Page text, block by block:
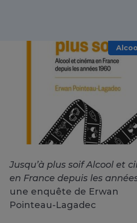
Jusqu’à plus soif Alcool et
en France depuis les
une enquête de Erwan
Pointeau-Lagadec